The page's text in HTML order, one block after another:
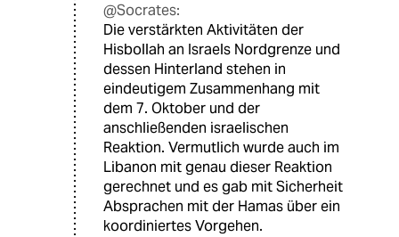
@Socrates:
Die verstärkten Aktivitäten der
Hisbollah an Israels Nordgrenze und
dessen Hinterland stehen in
eindeutigem Zusammenhang mit
dem 7. Oktober und der
anschließenden israelischen
Reaktion. Vermutlich wurde auch im
Libanon mit genau dieser Reaktion
gerechnet und es gab mit Sicherheit
Absprachen mit der Hamas über ein
koordiniertes Vorgehen.